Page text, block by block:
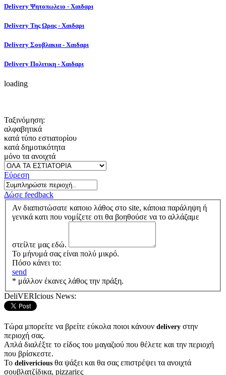
Delivery Ψητοπωλειο - Χαιδαρι
Delivery Της Ωρας - Χαιδαρι
Delivery Σουβλακια - Χαιδαρι
Delivery Πολιτικη - Χαιδαρι
loading
Ταξινόμηση:
αλφαβητικά
κατά τύπο εστιατορίου
κατά δημοτικότητα
μόνο τα ανοιχτά
Εύρεση
Δώσε feedback
Αν διαπιστώσατε καποιο λάθος στο site, κάποια παράληψη ή
γενικά κατι που νομίζετε οτι θα βοηθούσε να το αλλάζαμε
στείλτε μας εδώ.
Το μήνυμά σας είναι πολύ μικρό.
Πόσο κάνει το:
send
* μάλλον έκανες λάθος την πράξη.
DeliVERIcious News:
Τώρα μπορείτε να βρείτε εύκολα ποιοι κάνουν delivery στην
περιοχή σας.
Απλά διαλέξτε το είδος του μαγαζιού που θέλετε και την περιοχή
που βρίσκεστε.
Το delivericious θα ψάξει και θα σας επιστρέψει τα ανοιχτά
σουβλατζίδικα, pizzariες